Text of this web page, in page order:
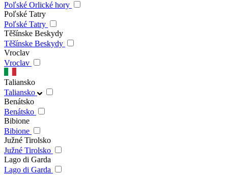
Poľské Orlické hory
Poľské Tatry
Poľské Tatry
Těšínske Beskydy
Těšínske Beskydy
Vroclav
Vroclav
Taliansko
Taliansko
Benátsko
Benátsko
Bibione
Bibione
Južné Tirolsko
Južné Tirolsko
Lago di Garda
Lago di Garda